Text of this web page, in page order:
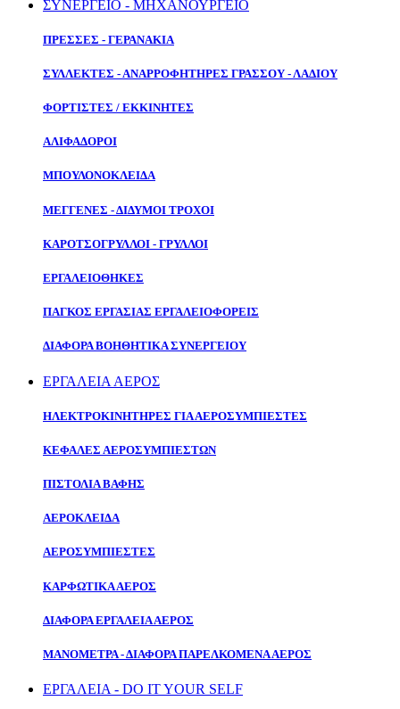
ΣΥΝΕΡΓΕΙΟ - ΜΗΧΑΝΟΥΡΓΕΙΟ
ΠΡΕΣΣΕΣ - ΓΕΡΑΝΑΚΙΑ
ΣΥΛΛΕΚΤΕΣ - ΑΝΑΡΡΟΦΗΤΗΡΕΣ ΓΡΑΣΣΟΥ - ΛΑΔΙΟΥ
ΦΟΡΤΙΣΤΕΣ / ΕΚΚΙΝΗΤΕΣ
ΑΛΙΦΑΔΟΡΟΙ
ΜΠΟΥΛΟΝΟΚΛΕΙΔΑ
ΜΕΓΓΕΝΕΣ - ΔΙΔΥΜΟΙ ΤΡΟΧΟΙ
ΚΑΡΟΤΣΟΓΡΥΛΛΟΙ - ΓΡΥΛΛΟΙ
ΕΡΓΑΛΕΙΟΘΗΚΕΣ
ΠΑΓΚΟΣ ΕΡΓΑΣΙΑΣ ΕΡΓΑΛΕΙΟΦΟΡΕΙΣ
ΔΙΑΦΟΡΑ ΒΟΗΘΗΤΙΚΑ ΣΥΝΕΡΓΕΙΟΥ
ΕΡΓΑΛΕΙΑ ΑΕΡΟΣ
ΗΛΕΚΤΡΟΚΙΝΗΤΗΡΕΣ ΓΙΑ ΑΕΡΟΣΥΜΠΙΕΣΤΕΣ
ΚΕΦΑΛΕΣ ΑΕΡΟΣΥΜΠΙΕΣΤΩΝ
ΠΙΣΤΟΛΙΑ ΒΑΦΗΣ
ΑΕΡΟΚΛΕΙΔΑ
ΑΕΡΟΣΥΜΠΙΕΣΤΕΣ
ΚΑΡΦΩΤΙΚΑ ΑΕΡΟΣ
ΔΙΑΦΟΡΑ ΕΡΓΑΛΕΙΑ ΑΕΡΟΣ
ΜΑΝΟΜΕΤΡΑ - ΔΙΑΦΟΡΑ ΠΑΡΕΛΚΟΜΕΝΑ ΑΕΡΟΣ
ΕΡΓΑΛΕΙΑ - DO IT YOUR SELF